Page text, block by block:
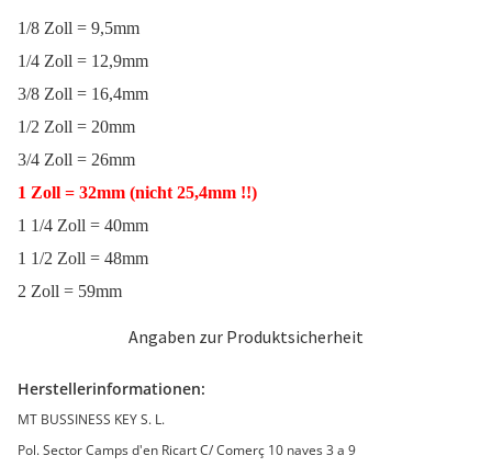
1/8 Zoll = 9,5mm
1/4 Zoll = 12,9mm
3/8 Zoll = 16,4mm
1/2 Zoll = 20mm
3/4 Zoll = 26mm
1 Zoll = 32mm (nicht 25,4mm !!)
1 1/4 Zoll = 40mm
1 1/2 Zoll = 48mm
2 Zoll = 59mm
Angaben zur Produktsicherheit
Herstellerinformationen:
MT BUSSINESS KEY S. L.
Pol. Sector Camps d'en Ricart C/ Comerç 10 naves 3 a 9